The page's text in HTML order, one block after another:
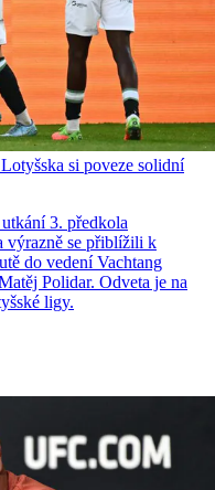
si poveze solidní
3. předkola
výrazně se přiblížili k
do vedení Vachtang
Polidar. Odveta je na
ligy.